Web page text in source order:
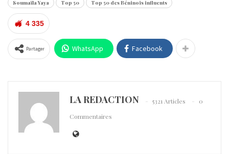
Soumaïla Yaya
Top 50 Top 50 des Béninois influents
4 335
Partager WhatsApp Facebook
LA REDACTION 5321 Articles
0
Commentaires